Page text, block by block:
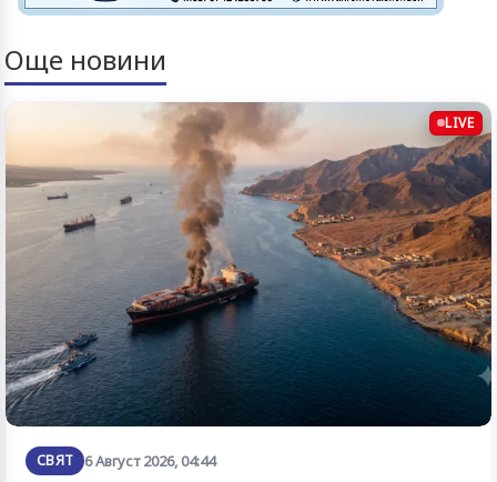
Още новини
LIVE
СВЯТ 6 Август 2026, 04:44